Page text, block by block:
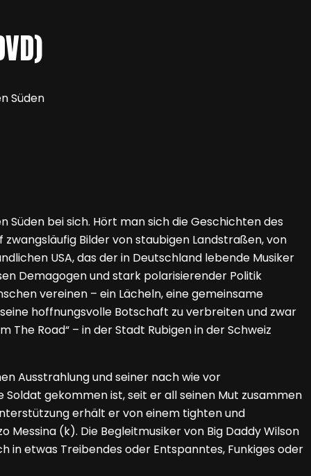
Süden
bei sich. Hört man sich die Geschichten des
Bilder von staubigen Landstraßen, von
USA, das der in Deutschland lebende Musiker
Demagogen und stark polarisierender Politik
vereinen – ein Lächeln, eine gemeinsame
hoffnungsvolle Botschaft zu verbreiten und zwar
The Road“ – in der Stadt Rubigen in der Schweiz
Ausstrahlung und seiner nach wie vor
gekommen ist, seit er all seinen Mut zusammen
erhält er von einem tighten und
(k). Die Begleitmusiker von Big Daddy Wilson
in etwas Treibendes oder Entspanntes, Funkiges oder